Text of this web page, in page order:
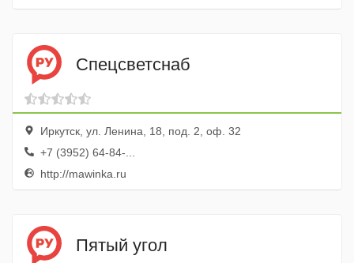
Спецсветснаб
Иркутск, ул. Ленина, 18, под. 2, оф. 32
+7 (3952) 64-84-...
http://mawinka.ru
Пятый угол